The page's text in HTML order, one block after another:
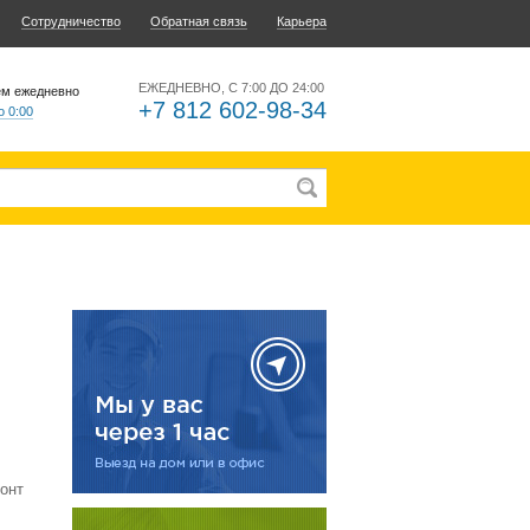
Сотрудничество Обратная связь Карьера
ЕЖЕДНЕВНО, С 7:00 ДО 24:00
+7 812 602-98-34
ежедневно
0:00